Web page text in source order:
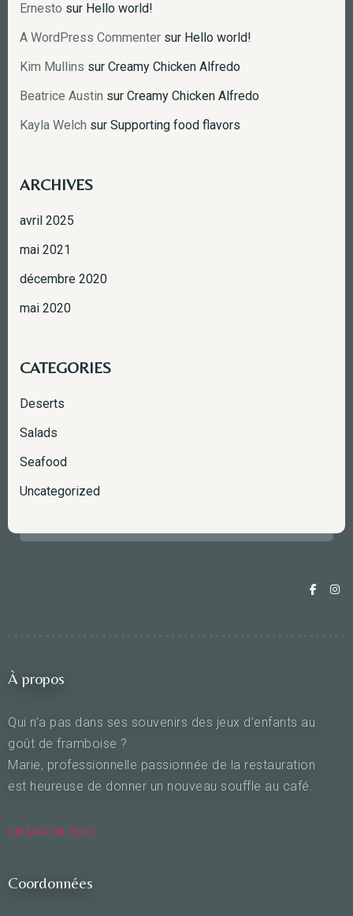
Ernesto sur Hello world!
A WordPress Commenter sur Hello world!
Kim Mullins sur Creamy Chicken Alfredo
Beatrice Austin sur Creamy Chicken Alfredo
Kayla Welch sur Supporting food flavors
ARCHIVES
avril 2025
mai 2021
décembre 2020
mai 2020
CATEGORIES
Deserts
Salads
Seafood
Uncategorized
À propos
Qui n’a pas dans ses souvenirs des jeux d’enfants au
goût de framboise ?
Marie, professionnelle passionnée de la restauration
est heureuse de donner un nouveau souffle au café.
EN SAVOIR PLUS
Coordonnées